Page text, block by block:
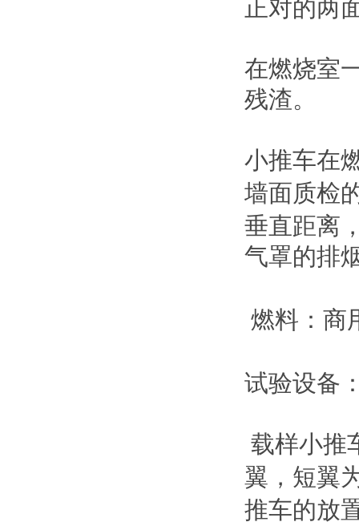
正对的两
在燃烧室
残渣。
小推车在
墙面质检
垂直距离
气罩的排
燃料：商
试验设备
载样小推
翼，短翼
推车的放